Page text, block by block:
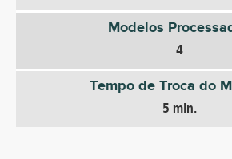
Modelos
4
Tempo de Troca do
5 min.